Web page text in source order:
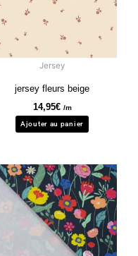
Jersey
jersey fleurs beige
14,95€ /m
Ajouter au panier